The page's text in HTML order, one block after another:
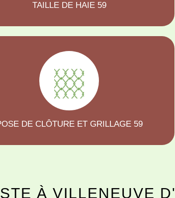
TAILLE DE HAIE 59
DE CLÔTURE ET GRILLAGE 59
À VILLENEUVE